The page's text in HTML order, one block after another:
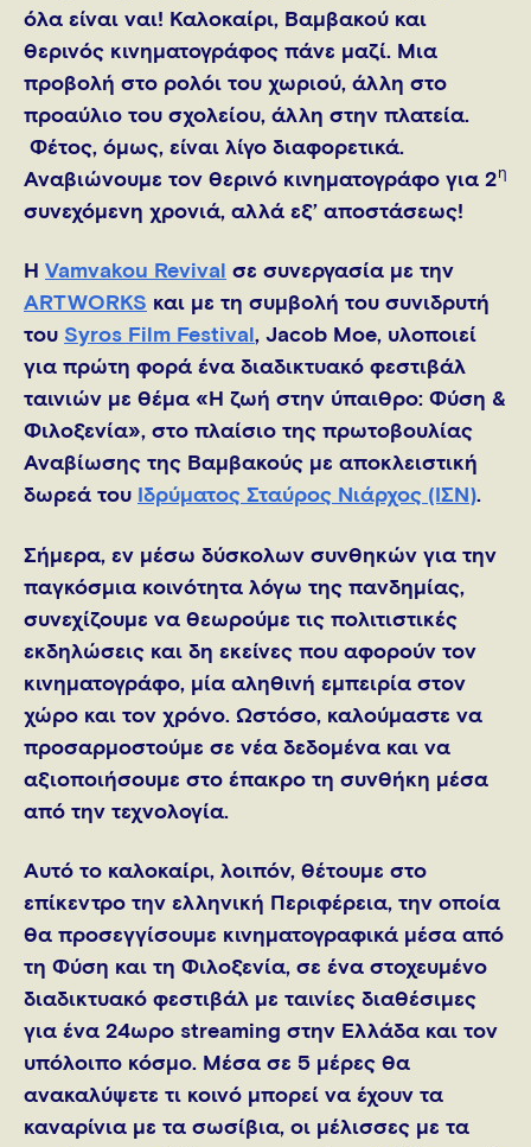
όλα είναι ναι! Καλοκαίρι, Βαμβακού και
θερινός κινηματογράφος πάνε μαζί. Μια
προβολή στο ρολόι του χωριού, άλλη στο
προαύλιο του σχολείου, άλλη στην πλατεία.
Φέτος, όμως, είναι λίγο διαφορετικά.
Αναβιώνουμε τον θερινό κινηματογράφο για 2η
συνεχόμενη χρονιά, αλλά εξ’ αποστάσεως!
Η Vamvakou Revival σε συνεργασία με την
ARTWORKS και με τη συμβολή του συνιδρυτή
του Syros Film Festival , Jacob Moe, υλοποιεί
για πρώτη φορά ένα διαδικτυακό φεστιβάλ
ταινιών με θέμα «Η ζωή στην ύπαιθρο: Φύση &
Φιλοξενία», στο πλαίσιο της πρωτοβουλίας
Αναβίωσης της Βαμβακούς με αποκλειστική
δωρεά του Ιδρύματος Σταύρος Νιάρχος (ΙΣΝ).
Σήμερα, εν μέσω δύσκολων συνθηκών για την
παγκόσμια κοινότητα λόγω της πανδημίας,
συνεχίζουμε να θεωρούμε τις πολιτιστικές
εκδηλώσεις και δη εκείνες που αφορούν τον
κινηματογράφο, μία αληθινή εμπειρία στον
χώρο και τον χρόνο. Ωστόσο, καλούμαστε να
προσαρμοστούμε σε νέα δεδομένα και να
αξιοποιήσουμε στο έπακρο τη συνθήκη μέσα
από την τεχνολογία.
Αυτό το καλοκαίρι, λοιπόν, θέτουμε στο
επίκεντρο την ελληνική Περιφέρεια, την οποία
θα προσεγγίσουμε κινηματογραφικά μέσα από
τη Φύση και τη Φιλοξενία, σε ένα στοχευμένο
διαδικτυακό φεστιβάλ με ταινίες διαθέσιμες
για ένα 24ωρο streaming στην Ελλάδα και τον
υπόλοιπο κόσμο. Μέσα σε 5 μέρες θα
ανακαλύψετε τι κοινό μπορεί να έχουν τα
καναρίνια με τα σωσίβια, οι μέλισσες με τα